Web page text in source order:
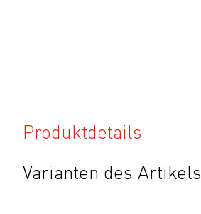
Produktdetails
Varianten des Artikels